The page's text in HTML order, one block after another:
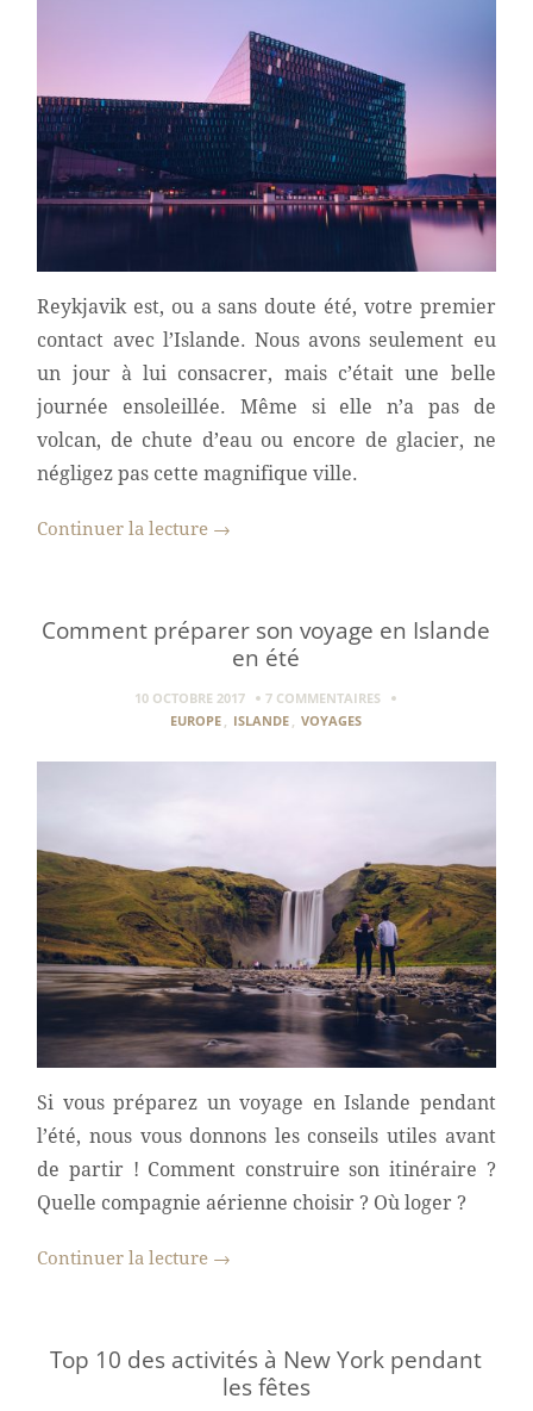
Reykjavik est, ou a sans doute été, votre premier
contact avec l’Islande. Nous avons seulement eu
un jour à lui consacrer, mais c’était une belle
journée ensoleillée. Même si elle n’a pas de
volcan, de chute d’eau ou encore de glacier, ne
négligez pas cette magnifique ville.
Continuer la lecture →
Comment préparer son voyage en Islande
en été
10 OCTOBRE 2017
7 COMMENTAIRES
EUROPE
ISLANDE VOYAGES
Si vous préparez un voyage en Islande pendant
l’été, nous vous donnons les conseils utiles avant
de partir ! Comment construire son itinéraire ?
Quelle compagnie aérienne choisir ? Où loger ?
Continuer la lecture →
Top 10 des activités à New York pendant
les fêtes